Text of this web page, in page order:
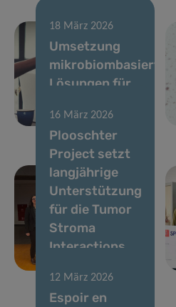
18 März 2026
Umsetzung
mikrobiombasierter
Lösungen für
Darmgesundheit
16 März 2026
Plooschter
Project setzt
langjährige
Unterstützung
für die Tumor
Stroma
Interactions
12 März 2026
Espoir en